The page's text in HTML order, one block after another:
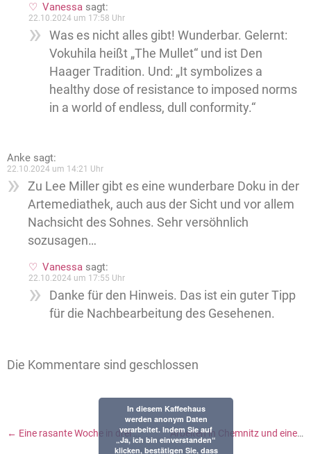
Vanessa sagt:
22.10.2024 um 17:58 Uhr
Was es nicht alles gibt! Wunderbar. Gelernt:
Vokuhila heißt „The Mullet“ und ist Den
Haager Tradition. Und: „It symbolizes a
healthy dose of resistance to imposed norms
in a world of endless, dull conformity.“
Anke sagt:
22.10.2024 um 14:21 Uhr
Zu Lee Miller gibt es eine wunderbare Doku in der
Artemediathek, auch aus der Sicht und vor allem
Nachsicht des Sohnes. Sehr versöhnlich
sozusagen…
Vanessa sagt:
22.10.2024 um 17:55 Uhr
Danke für den Hinweis. Das ist ein guter Tipp
für die Nachbearbeitung des Gesehenen.
Die Kommentare sind geschlossen
← Eine rasante Woche in drei Städten Arbeiten in Chemnitz und eine Leser’innenfrage zu Persönlichkeitstests
In diesem Kaffeehaus
werden anonym Daten
verarbeitet. Indem Sie auf
„Ja, ich bin einverstanden“
klicken, bestätigen Sie, dass